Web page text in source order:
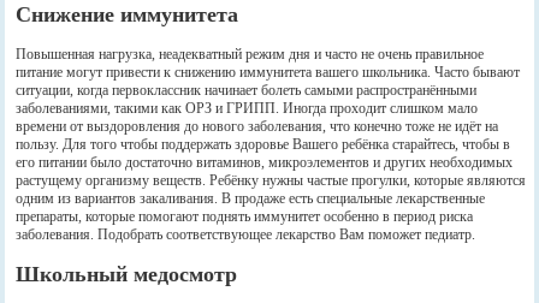
Снижение иммунитета
Повышенная нагрузка, неадекватный режим дня и часто не очень правильное
питание могут привести к снижению иммунитета вашего школьника. Часто бывают
ситуации, когда первоклассник начинает болеть самыми распространёнными
заболеваниями, такими как ОРЗ и ГРИПП. Иногда проходит слишком мало
времени от выздоровления до нового заболевания, что конечно тоже не идёт на
пользу. Для того чтобы поддержать здоровье Вашего ребёнка старайтесь, чтобы в
его питании было достаточно витаминов, микроэлементов и других необходимых
растущему организму веществ. Ребёнку нужны частые прогулки, которые являются
одним из вариантов закаливания. В продаже есть специальные лекарственные
препараты, которые помогают поднять иммунитет особенно в период риска
заболевания. Подобрать соответствующее лекарство Вам поможет педиатр.
Школьный медосмотр